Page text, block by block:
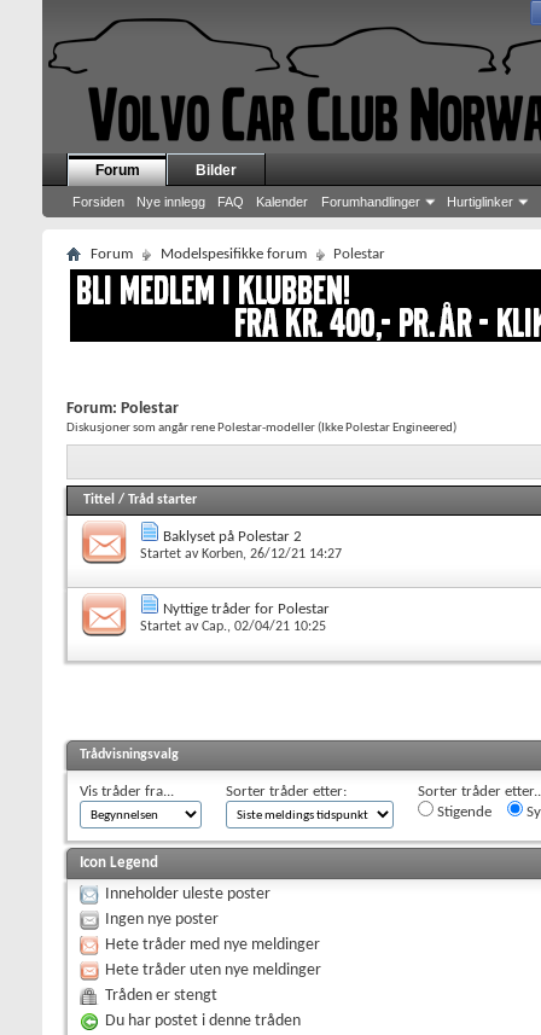
Forum
Forsiden Nye innlegg FAQ Kalender Forumhandlinger Hurtiglinker
Bilder
Forum Modelspesifikke forum Polestar
Forum: Polestar
Diskusjoner som angår rene Polestar-modeller (Ikke Polestar Engineered)
Tittel / Tråd starter
Baklyset på Polestar 2
Startet av Korben, 26/12/21 14:27
Nyttige tråder for Polestar
Startet avCap., 02/04/21 10:25
Trådvisningsvalg
Vis tråder fra... Sorter tråder etter:
Sorter tråder
Stigende
Icon Legend
Inneholder uleste poster
Ingen nye poster
Hete tråder med nye meldinger
Hete tråder uten nye meldinger
Tråden er stengt
Du har postet i denne tråden